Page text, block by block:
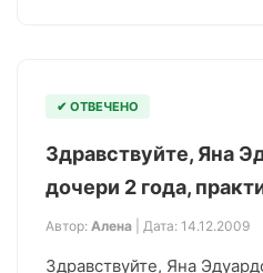
✔ ОТВЕЧЕНО
Здравствуйте, Яна
дочери 2 года,
Автор: Алена | Дата: 14.12.2009
Здравствуйте, Яна